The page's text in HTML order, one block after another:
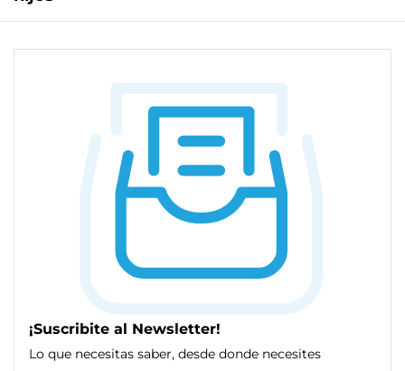
¡Suscribite al Newsletter!
Lo que necesitas saber, desde donde necesites